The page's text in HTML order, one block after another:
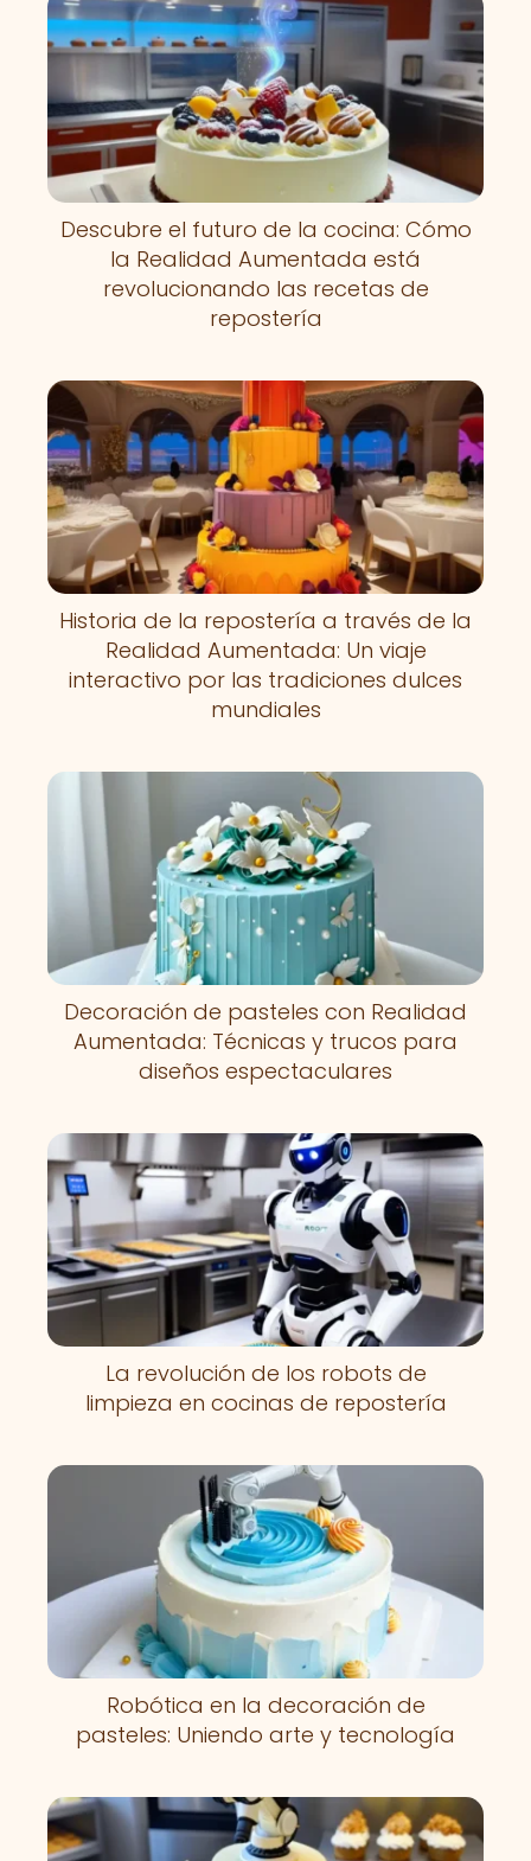
Descubre el futuro de la cocina: Cómo
la Realidad Aumentada está
revolucionando las recetas de
repostería
Historia de la repostería a través de la
Realidad Aumentada: Un viaje
interactivo por las tradiciones dulces
mundiales
Decoración de pasteles con Realidad
Aumentada: Técnicas y trucos para
diseños espectaculares
La revolución de los robots de
limpieza en cocinas de repostería
Robótica en la decoración de
pasteles: Uniendo arte y tecnología